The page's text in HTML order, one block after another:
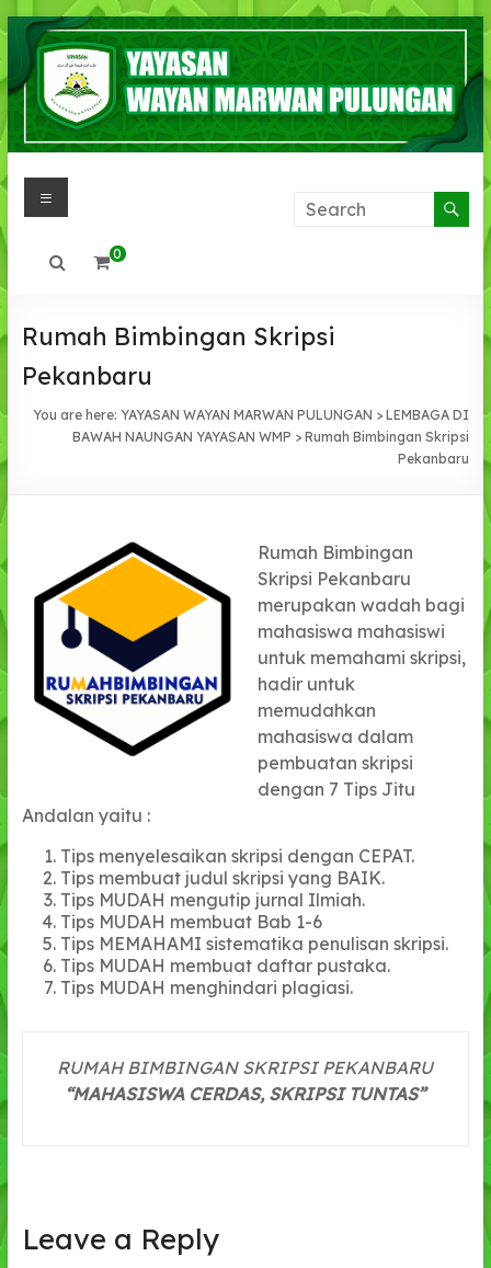
Skip
content
YAYASAN
WAYAN
PULUNGAN
IMAN
INTLEKTUAL
Menu
0
Rumah Bimbingan Skripsi
Pekanbaru
You are here:YAYASAN WAYAN MARWAN PULUNGAN >LEMBAGA DI
BAWAH NAUNGAN YAYASAN WMP >Rumah Bimbingan Skripsi
Pekanbaru
Rumah Bimbingan
Skripsi Pekanbaru
merupakan wadah bagi
mahasiswa mahasiswi
untuk memahami skripsi,
hadir untuk
memudahkan
mahasiswa dalam
pembuatan skripsi
dengan 7 Tips Jitu
Andalan yaitu :
Tips menyelesaikan skripsi dengan CEPAT.
Tips membuat judul skripsi yang BAIK.
Tips MUDAH mengutip jurnal Ilmiah.
Tips MUDAH membuat Bab 1-6
Tips MEMAHAMI sistematika penulisan skripsi.
Tips MUDAH membuat daftar pustaka.
Tips MUDAH menghindari plagiasi.
RUMAH BIMBINGAN SKRIPSI PEKANBARU
“MAHASISWA CERDAS, SKRIPSI TUNTAS”
Leave a Reply